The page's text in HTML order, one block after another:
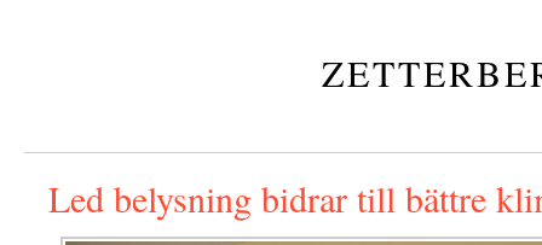
Led belysning bidrar till bättre